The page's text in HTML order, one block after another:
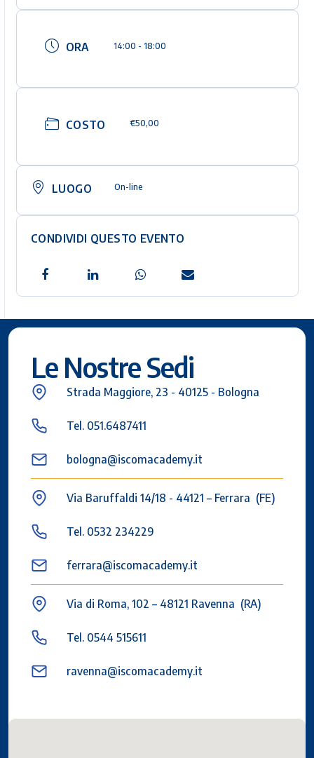
ORA 14:00 - 18:00
COSTO €50,00
LUOGO On-line
CONDIVIDI QUESTO EVENTO
Le Nostre Sedi
Strada Maggiore, 23 - 40125 - Bologna
Tel. 051.6487411
bologna@iscomacademy.it
Via Baruffaldi 14/18 - 44121 – Ferrara (FE)
Tel. 0532 234229
ferrara@iscomacademy.it
Via di Roma, 102 – 48121 Ravenna (RA)
Tel. 0544 515611
ravenna@iscomacademy.it